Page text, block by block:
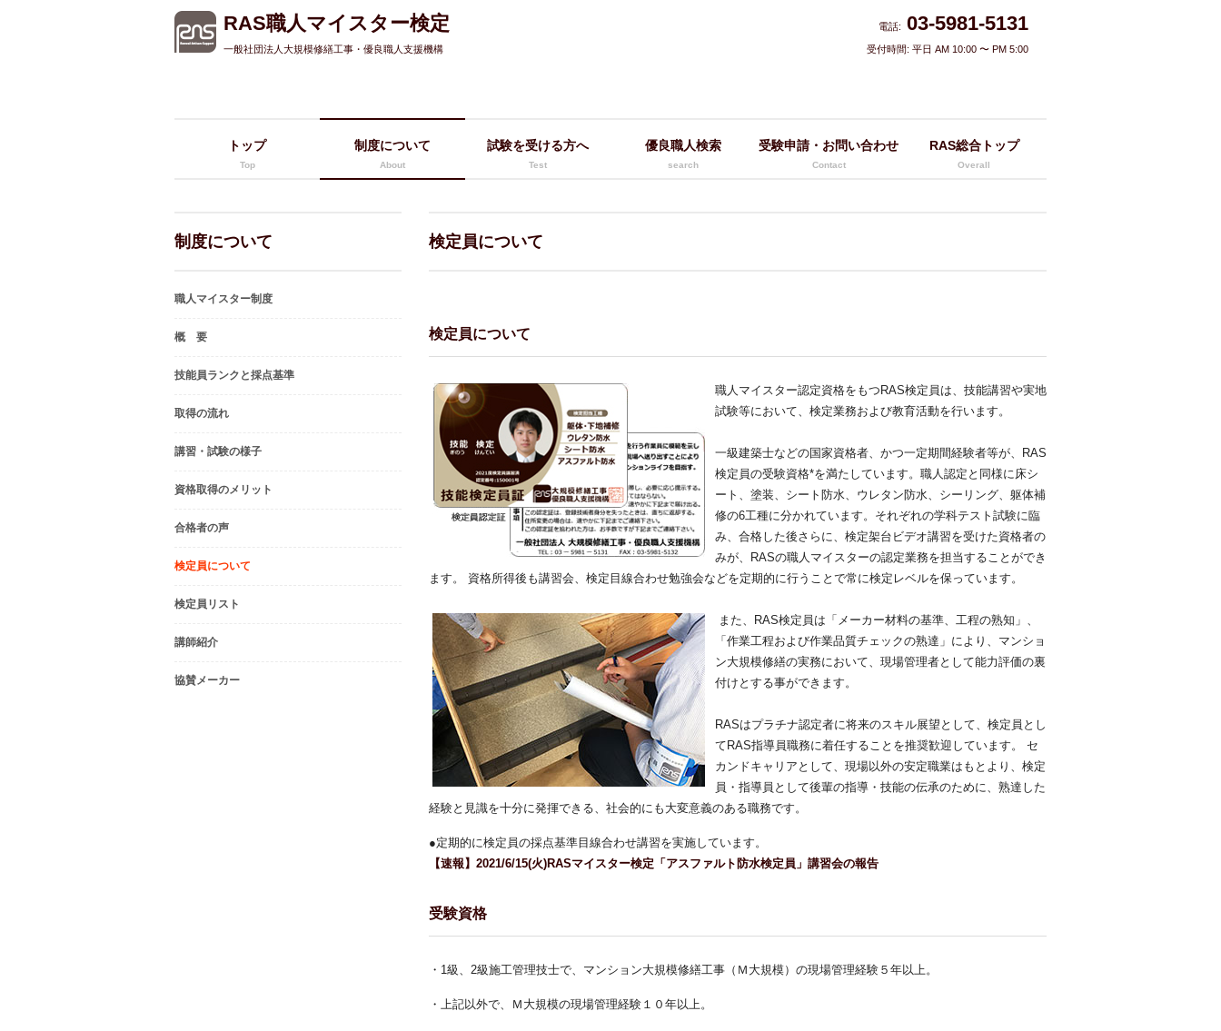
RAS職人マイスター検定
一般社団法人大規模修繕工事・優良職人支援機構
電話: 03-5981-5131
受付時間: 平日 AM 10:00 〜 PM 5:00
トップ
Top
制度について
About
試験を受ける方へ
Test
優良職人検索
search
受験申請・お問い合わせ
Contact
RAS総合トップ
Overall
検定員について
検定員について
職人マイスター認定資格をもつRAS検定員は、技能講習や実地
試験等において、検定業務および教育活動を行います。
一級建築士などの国家資格者、かつ一定期間経験者等が、RAS
検定員の受験資格*を満たしています。職人認定と同様に床シ
ート、塗装、シート防水、ウレタン防水、シーリング、躯体補
修の6工種に分かれています。それぞれの学科テスト試験に臨
み、合格した後さらに、検定架台ビデオ講習を受けた資格者の
みが、RASの職人マイスターの認定業務を担当することができ
ます。 資格所得後も講習会、検定目線合わせ勉強会などを定期的に行うことで常に検定レベルを保っています。
また、RAS検定員は「メーカー材料の基準、工程の熟知」、
「作業工程および作業品質チェックの熟達」により、マンショ
ン大規模修繕の実務において、現場管理者として能力評価の裏
付けとする事ができます。
RASはプラチナ認定者に将来のスキル展望として、検定員とし
てRAS指導員職務に着任することを推奨歓迎しています。 セ
カンドキャリアとして、現場以外の安定職業はもとより、検定
員・指導員として後輩の指導・技能の伝承のために、熟達した
経験と見識を十分に発揮できる、社会的にも大変意義のある職務です。
●定期的に検定員の採点基準目線合わせ講習を実施しています。
【速報】2021/6/15(火)RASマイスター検定「アスファルト防水検定員」講習会の報告
受験資格
・1級、2級施工管理技士で、マンション大規模修繕工事（Ｍ大規模）の現場管理経験５年以上。
・上記以外で、Ｍ大規模の現場管理経験１０年以上。
制度について
職人マイスター制度
概 要
技能員ランクと採点基準
取得の流れ
講習・試験の様子
資格取得のメリット
合格者の声
検定員について
検定員リスト
講師紹介
協賛メーカー